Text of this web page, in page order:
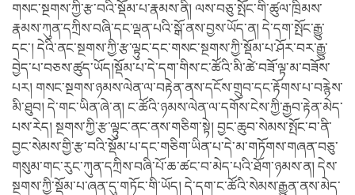
གསང་སྔགས་ཀྱི་རྩ་བའི་སྡོམ་པ་རྣམས་ནི། ལས་བཅུ་སྤོང་གི་ཚུལ་ཁྲིམས་
རྣམས་ཀུན་དཀྲིས་བཞི་དང་ལྡན་པའི་སྒོ་ནས་བྱས་ཡོད་ན། དེ་དག་སྤོང་རྒྱུ་
དང་། དེའི་ནང་སྔགས་ཀྱི་རྩ་ལྟུང་དང་གསང་སྔགས་ཀྱི་སྡོམ་པ་ཤོར་བར་རྒྱུ་
བྱེད་པ་བཅས་ཚུད་ཡོད།སྡོམ་པ་དེ་དག་གིས་ང་ཚོའི་མི་ཚེ་བཟོ་ལྟ་མ་བཟོས་
པར། གསང་སྔགས་ཉམས་ལེན་ལ་བརྟེན་ནས་དངོས་གྲུབ་དང་རྟོགས་པ་བརྙེས་
མི་ཐུབ། དེ་གང་ཡིན་ཞེ་ན། ང་ཚོའི་ཉམས་ལེན་ལ་དགོས་ངེས་ཀྱི་རྒྱབ་རྟེན་མེད་
པས་རེད། སྔགས་ཀྱི་རྩ་ལྟུང་ནང་ནས་གཅིག་སྟེ། བྱང་ཆུབ་སེམས་སྤོང་བ་ནི་
བྱང་སེམས་གྱི་རྩ་བའི་སྡོམ་པ་དང་གཅིག་ཡིན་པ་དེ་མ་གཏོགས་གཞན་བཅུ་
གསུམ་གང་རུང་ཀུན་དཀྲིས་བཞི་པོ་ཆ་ཚང་བ་མེད་པའི་ཐོག་ཉམས་ན། དེས་
སྔགས་ཀྱི་སྡོམ་པ་ཞན་དུ་གཏོང་གི་ཡོད། དེ་དག་ང་ཚོའི་སེམས་རྒྱུན་ནས་མེད་